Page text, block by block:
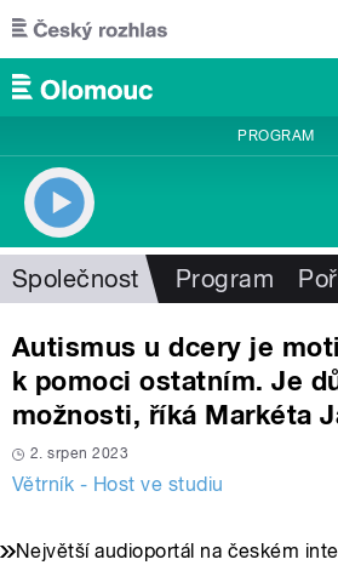
Přejít k hlavnímu obsahu
PROGRAM
Společnost Program
Autismus u dcery je
k pomoci ostatním. Je
možnosti, říká Markéta
2. srpen 2023
Větrník - Host ve studiu
Největší audioportál na českém